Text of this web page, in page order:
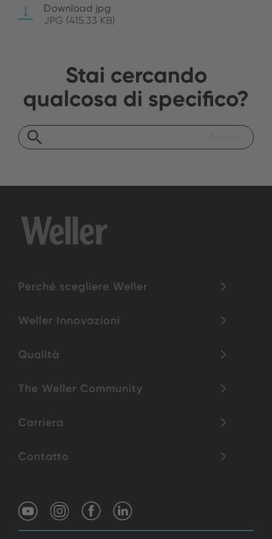
Download jpg
JPG (415.33 KB)
Stai cercando
qualcosa di specifico?
Perché scegliere Weller
Weller Innovazioni
Qualità
The Weller Community
Carriera
Contatto